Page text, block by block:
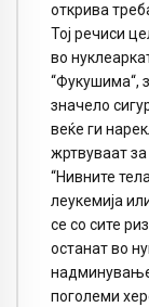
открива
Тој речиси
во
“Фукушима“,
значело
веќе ги
жртвуваат за
“Нивните
леукемија
се со сите
останат во
поголеми